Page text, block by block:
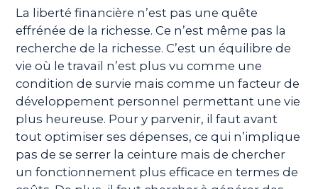
La liberté financière n’est pas une quête
effrénée de la richesse. Ce n’est même pas la
recherche de la richesse. C’est un équilibre de
vie où le travail n’est plus vu comme une
condition de survie mais comme un facteur de
développement personnel permettant une vie
plus heureuse. Pour y parvenir, il faut avant
tout optimiser ses dépenses, ce qui n’implique
pas de se serrer la ceinture mais de chercher
un fonctionnement plus efficace en termes de